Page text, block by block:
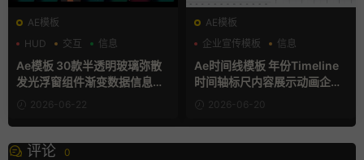
AE模板
HUD
交互 信息
Ae模板 30款半透明玻璃弥散
发光浮窗组件渐变数据信息图
2026-06-22
AE模板
企业宣传模板
信息
商业模板
Ae时间线模板 年份Timeline
时间轴标尺内容展示动画企业
2026-06-20
评论 0